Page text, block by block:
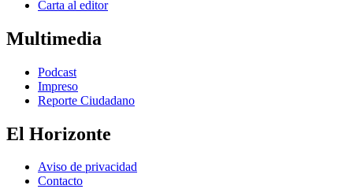
Carta al editor
Multimedia
Podcast
Impreso
Reporte Ciudadano
El Horizonte
Aviso de privacidad
Contacto